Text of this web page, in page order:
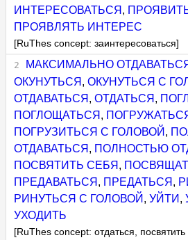
ИНТЕРЕСОВАТЬСЯ ,
ПРОЯВЛЯТЬ ИНТЕРЕС
[RuThes concept: заинтересоваться]
МАКСИМАЛЬНО
ОКУНУТЬСЯ ,ОКУНУТЬСЯ С
ОТДАВАТЬСЯ ,ОТДАТЬСЯ ,
ПОГЛОЩАТЬСЯ ,
ПОГРУЗИТЬСЯ С ГОЛОВОЙ ,
ОТДАВАТЬСЯ , ПОЛНОСТЬЮ
ПОСВЯТИТЬ СЕБЯ ,
ПРЕДАВАТЬСЯ , ПРЕДАТЬСЯ ,
РИНУТЬСЯ С ГОЛОВОЙ ,УЙТИ ,
УХОДИТЬ
[RuThes concept: отдаться, посвятить